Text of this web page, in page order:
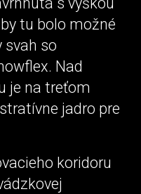
tu bolo možné
svah so
Nad
je na treťom
jadro pre
koridoru